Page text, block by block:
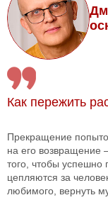
Как пережить
Прекращение
на его возвращение
того, чтобы успешно
цепляются за
любимого, вернуть